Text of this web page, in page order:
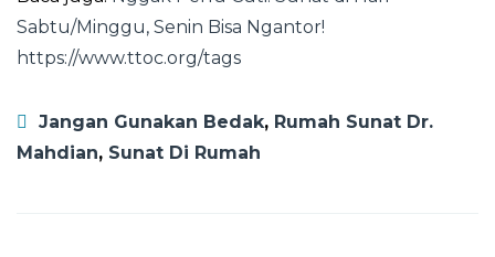
Sabtu/Minggu, Senin Bisa Ngantor!
https://www.ttoc.org/tags
Jangan Gunakan Bedak, Rumah Sunat Dr.
Mahdian, Sunat Di Rumah